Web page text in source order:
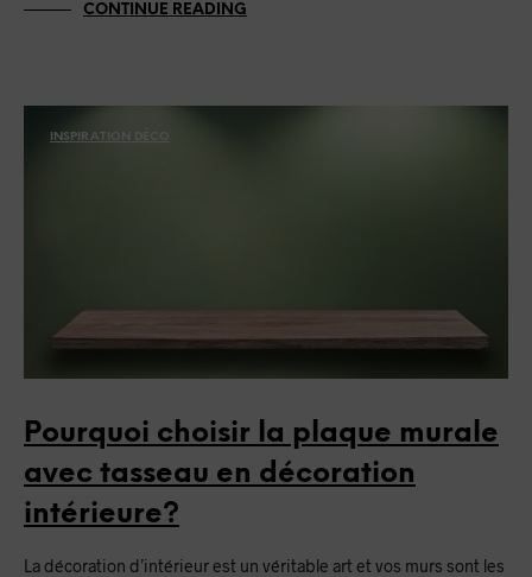
CONTINUE READING
INSPIRATION DÉCO
Pourquoi choisir la plaque murale
avec tasseau en décoration
intérieure?
La décoration d’intérieur est un véritable art et vos murs sont les